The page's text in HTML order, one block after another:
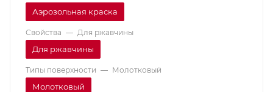
Аэрозольная краска
Свойства — Для ржавчины
Для ржавчины
Типы поверхности — Молотковый
Молотковый